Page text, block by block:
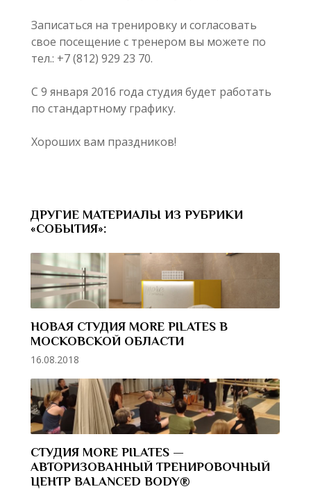
Записаться на тренировку и согласовать
свое посещение с тренером вы можете по
тел.: +7 (812) 929 23 70.
С 9 января 2016 года студия будет работать
по стандартному графику.
Хороших вам праздников!
ДРУГИЕ МАТЕРИАЛЫ ИЗ РУБРИКИ
«СОБЫТИЯ»:
НОВАЯ СТУДИЯ MORE PILATES В
МОСКОВСКОЙ ОБЛАСТИ
16.08.2018
СТУДИЯ MORE PILATES —
АВТОРИЗОВАННЫЙ ТРЕНИРОВОЧНЫЙ
ЦЕНТР BALANCED BODY®